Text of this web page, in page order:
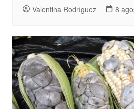
Valentina Rodríguez 8